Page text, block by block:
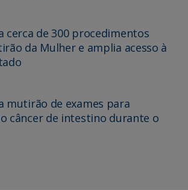
cerca de 300 procedimentos
da Mulher e amplia acesso à
mutirão de exames para
câncer de intestino durante o